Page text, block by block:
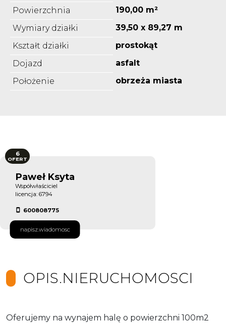
Powierzchnia
190,00 m²
Wymiary działki
39,50 x 89,27 m
Kształt działki
prostokąt
Dojazd
asfalt
Położenie
obrzeża miasta
Paweł Ksyta
Współwłaściciel
licencja: 6794
600808775
napisz.wiadomosc
6
OFERT
OPIS.NIERUCHOMOSCI
Oferujemy na wynajem halę o powierzchni 100m2